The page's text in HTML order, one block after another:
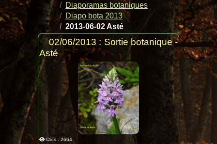
Diaporamas botaniques
Diapo bota 2013
2013-06-02 Asté
02/06/2013 : Sortie botanique -
Asté
Clics : 2664